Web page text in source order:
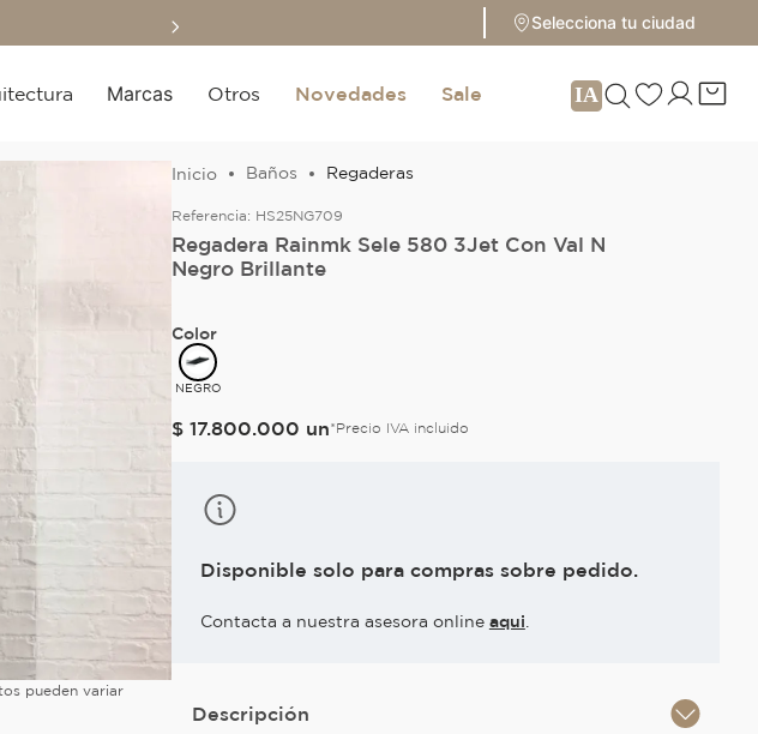
Selecciona tu ciudad
Marcas Otros Novedades Sale
pueden variar
Baños Regaderas
Referencia: HS25NG709
Regadera Rainmk Sele 580 3Jet Con Val N
Negro Brillante
Color
NEGRO
$ 17.800.000 un*Precio IVA incluido
Disponible solo para compras sobre pedido.
Contacta a nuestra asesora online aqui
Descripción